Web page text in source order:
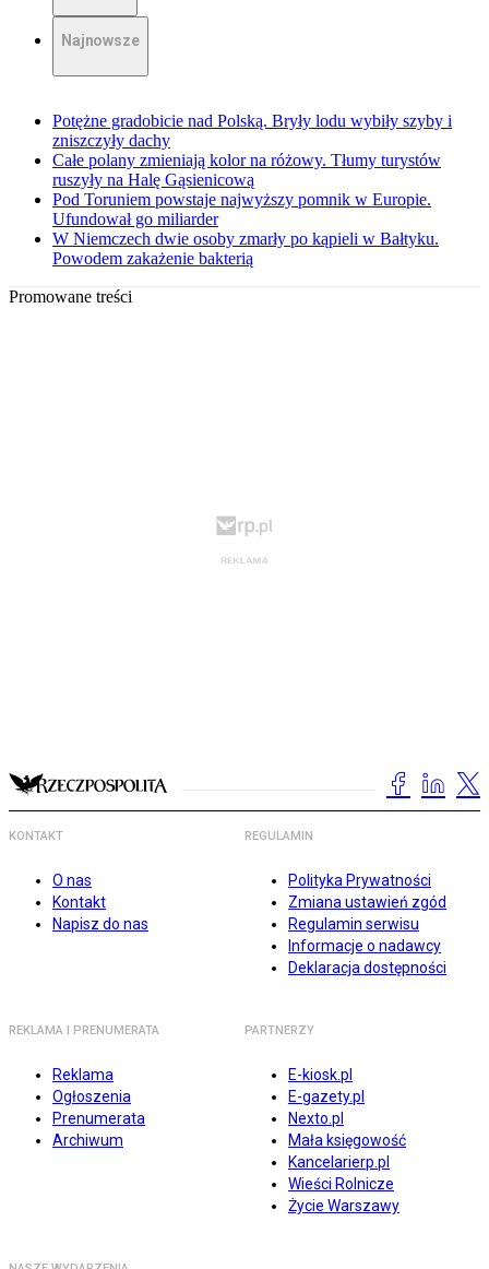
Najnowsze
Potężne gradobicie nad Polską. Bryły lodu wybiły szyby i
zniszczyły dachy
Całe polany zmieniają kolor na różowy. Tłumy turystów
ruszyły na Halę Gąsienicową
Pod Toruniem powstaje najwyższy pomnik w Europie.
Ufundował go miliarder
W Niemczech dwie osoby zmarły po kąpieli w Bałtyku.
Powodem zakażenie bakterią
Promowane treści
KONTAKT
O nas
Kontakt
Napisz do nas
REGULAMIN
Polityka Prywatności
Zmiana ustawień zgód
Regulamin serwisu
Informacje o nadawcy
Deklaracja dostępności
REKLAMA I PRENUMERATA
Reklama
Ogłoszenia
Prenumerata
Archiwum
PARTNERZY
E-kiosk.pl
E-gazety.pl
Nexto.pl
Mała księgowość
Kancelarierp.pl
Wieści Rolnicze
Życie Warszawy